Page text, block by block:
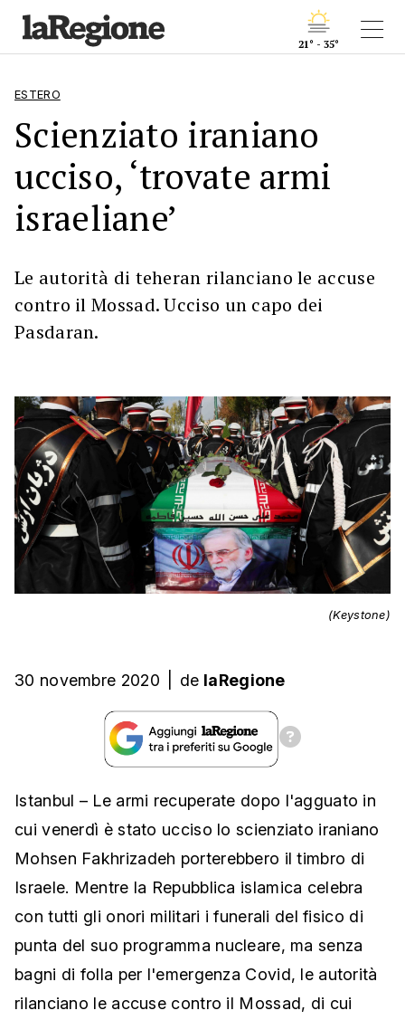
21° - 35°
ESTERO
Scienziato iraniano
ucciso, ‘trovate armi
israeliane’
Le autorità di teheran rilanciano le accuse
contro il Mossad. Ucciso un capo dei
Pasdaran.
(Keystone)
30 novembre 2020 de laRegione
Istanbul – Le armi recuperate dopo l'agguato in
cui venerdì è stato ucciso lo scienziato iraniano
Mohsen Fakhrizadeh porterebbero il timbro di
Israele. Mentre la Repubblica islamica celebra
con tutti gli onori militari i funerali del fisico di
punta del suo programma nucleare, ma senza
bagni di folla per l'emergenza Covid, le autorità
rilanciano le accuse contro il Mossad, di cui